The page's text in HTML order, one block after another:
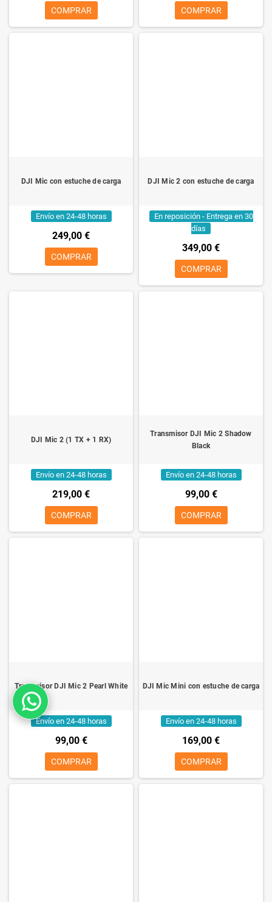
COMPRAR COMPRAR
DJI Mic con estuche de carga
Envío en 24-48 horas
249,00 €
COMPRAR
DJI Mic 2 con estuche de carga
En reposición - Entrega en 30
días
349,00 €
COMPRAR
DJI Mic 2 (1 TX + 1 RX)
Envío en 24-48 horas
219,00 €
COMPRAR
Transmisor DJI Mic 2 Shadow
Black
Envío en 24-48 horas
99,00 €
COMPRAR
Transmisor DJI Mic 2 Pearl White
Envío en 24-48 horas
99,00 €
COMPRAR
DJI Mic Mini con estuche de carga
Envío en 24-48 horas
169,00 €
COMPRAR